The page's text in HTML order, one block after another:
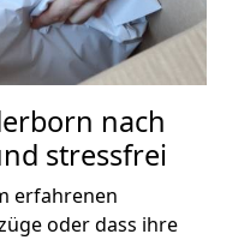
nach
stressfrei
erfahrenen
oder dass ihre